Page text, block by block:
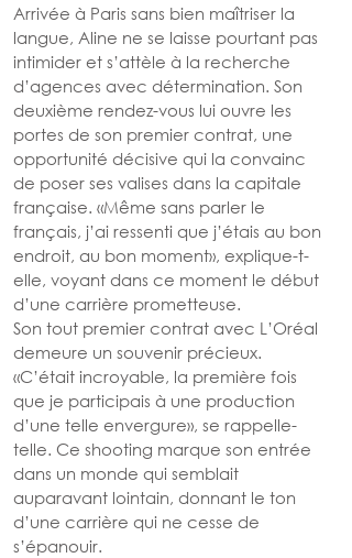
Arrivée à Paris sans bien maîtriser la
langue, Aline ne se laisse pourtant pas
intimider et s’attèle à la recherche
d’agences avec détermination. Son
deuxième rendez-vous lui ouvre les
portes de son premier contrat, une
opportunité décisive qui la convainc
de poser ses valises dans la capitale
française. «Même sans parler le
français, j’ai ressenti que j’étais au bon
endroit, au bon moment», explique-t-
elle, voyant dans ce moment le début
d’une carrière prometteuse.
Son tout premier contrat avec L’Oréal
demeure un souvenir précieux.
«C’était incroyable, la première fois
que je participais à une production
d’une telle envergure», se rappelle-
telle. Ce shooting marque son entrée
dans un monde qui semblait
auparavant lointain, donnant le ton
d’une carrière qui ne cesse de
s’épanouir.